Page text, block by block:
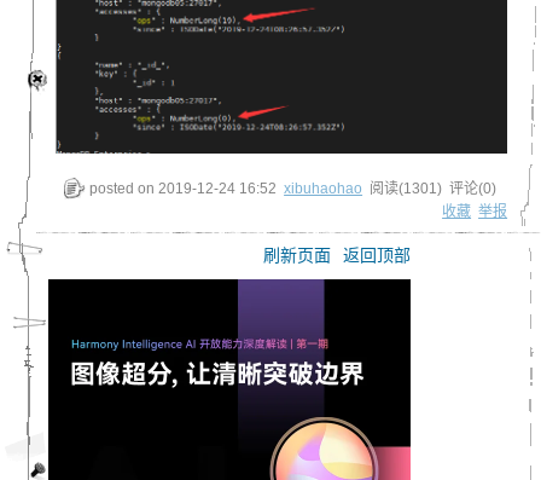
posted on 2019-12-24 16:52 xibuhaohao 阅读(1301) 评论(0)
收藏 举报
刷新页面 返回顶部